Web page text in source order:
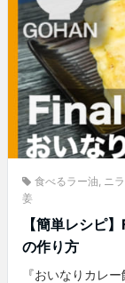
食べるラー油 ニラ
姜
【簡単レシピ
の作り方
『おいなりカレ